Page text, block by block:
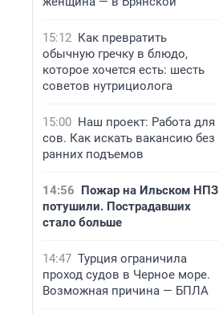
15:12 Как превратить
обычную гречку в блюдо,
которое хочется есть: шесть
советов нутрициолога
15:00 Наш проект: Работа для
сов. Как искать вакансию без
ранних подъемов
14:56 Пожар на Ильском НПЗ
потушили. Пострадавших
стало больше
14:47 Турция ограничила
проход судов в Черное море.
Возможная причина — БПЛА